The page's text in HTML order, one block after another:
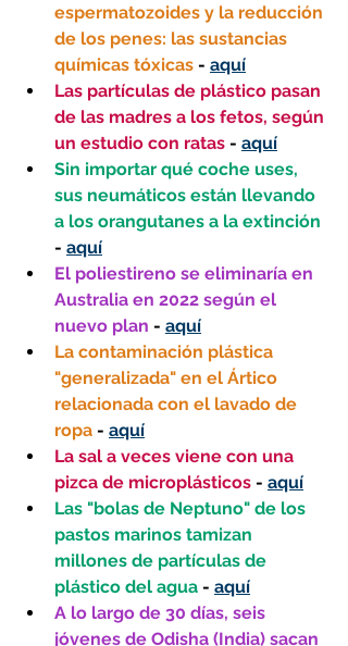
espermatozoides y la reducción
de los penes: las sustancias
químicas tóxicas - aquí
Las partículas de plástico pasan
de las madres a los fetos, según
un estudio con ratas - aquí
Sin importar qué coche uses,
sus neumáticos están llevando
a los orangutanes a la extinción
- aquí
El poliestireno se eliminaría en
Australia en 2022 según el
nuevo plan - aquí
La contaminación plástica
"generalizada" en el Ártico
relacionada con el lavado de
ropa - aquí
La sal a veces viene con una
pizca de microplásticos - aquí
Las "bolas de Neptuno" de los
pastos marinos tamizan
millones de partículas de
plástico del agua - aquí
A lo largo de 30 días, seis
jóvenes de Odisha (India) sacan